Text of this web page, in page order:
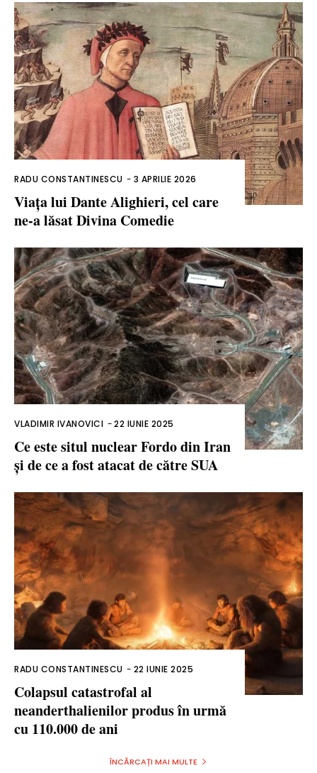
RADU CONSTANTINESCU - 3 APRILIE 2026
Viața lui Dante Alighieri, cel care
ne-a lăsat Divina Comedie
VLADIMIR IVANOVICI -22 IUNIE 2025
Ce este situl nuclear Fordo din Iran
și de ce a fost atacat de către SUA
RADU CONSTANTINESCU - 22 IUNIE 2025
Colapsul catastrofal al
neanderthalienilor produs în urmă
cu 110.000 de ani
ÎNCĂRCAȚI MAI MULTE